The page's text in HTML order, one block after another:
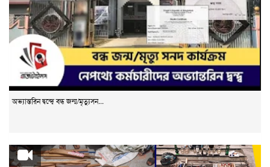
অভ্যান্তরিন দ্বন্দ্বে বন্ধ জন্ম/মৃত্যুসন...